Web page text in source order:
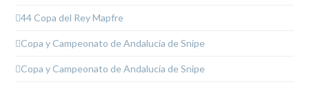
44 Copa del Rey Mapfre
Copa y Campeonato de Andalucía de Snipe
Copa y Campeonato de Andalucía de Snipe